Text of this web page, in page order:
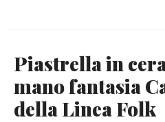
Piastrella in
mano fantasia
della Linea Folk